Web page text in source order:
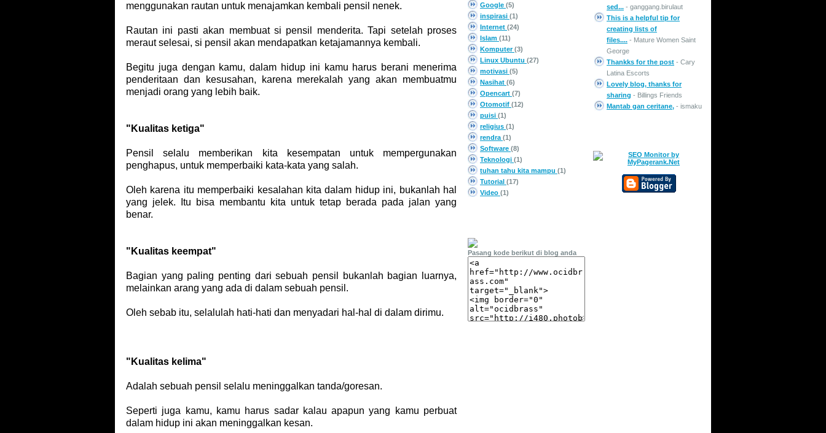
menggunakan rautan untuk menajamkan kembali pensil nenek.
Rautan ini pasti akan membuat si pensil menderita. Tapi setelah proses
meraut selesai, si pensil akan mendapatkan ketajamannya kembali.
Begitu juga dengan kamu, dalam hidup ini kamu harus berani menerima
penderitaan dan kesusahan, karena merekalah yang akan membuatmu
menjadi orang yang lebih baik.
"Kualitas ketiga"
Pensil selalu memberikan kita kesempatan untuk mempergunakan
penghapus, untuk memperbaiki kata-kata yang salah.
Oleh karena itu memperbaiki kesalahan kita dalam hidup ini, bukanlah hal
yang jelek. Itu bisa membantu kita untuk tetap berada pada jalan yang
benar.
"Kualitas keempat"
Bagian yang paling penting dari sebuah pensil bukanlah bagian luarnya,
melainkan arang yang ada di dalam sebuah pensil.
Oleh sebab itu, selalulah hati-hati dan menyadari hal-hal di dalam dirimu.
"Kualitas kelima"
Adalah sebuah pensil selalu meninggalkan tanda/goresan.
Seperti juga kamu, kamu harus sadar kalau apapun yang kamu perbuat
dalam hidup ini akan meninggalkan kesan.
Google (5)
inspirasi (1)
Internet (24)
Islam (11)
Komputer(3)
Linux Ubuntu (27)
motivasi (5)
Nasihat (6)
Opencart (7)
Otomotif (12)
puisi (1)
religius (1)
rendra (1)
Software (8)
Teknologi (1)
tuhan tahu kita mampu (1)
Tutorial (17)
Video (1)
Pasang kode berikut di blog anda
sed... - ganggang.birulaut
This is a helpful tip for
creating lists of
files.... - Mature Women Saint
George
Thankks for the post - Cary
Latina Escorts
Lovely blog, thanks for
sharing - Billings Friends
Mantab gan ceritane, - ismaku